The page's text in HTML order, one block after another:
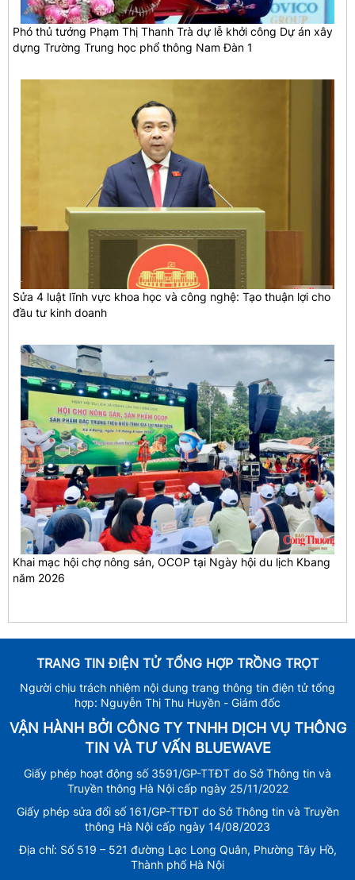
Phó thủ tướng Phạm Thị Thanh Trà dự lễ khởi công Dự án xây
dựng Trường Trung học phổ thông Nam Đàn 1
Sửa 4 luật lĩnh vực khoa học và công nghệ: Tạo thuận lợi cho
đầu tư kinh doanh
Khai mạc hội chợ nông sản, OCOP tại Ngày hội du lịch Kbang
năm 2026
TRANG TIN ĐIỆN TỬ TỔNG HỢP TRỒNG TRỌT
Người chịu trách nhiệm nội dung trang thông tin điện tử tổng
hợp: Nguyễn Thị Thu Huyền - Giám đốc
VẬN HÀNH BỞI CÔNG TY TNHH DỊCH VỤ THÔNG
TIN VÀ TƯ VẤN BLUEWAVE
Giấy phép hoạt động số 3591/GP-TTĐT do Sở Thông tin và
Truyền thông Hà Nội cấp ngày 25/11/2022
Giấy phép sửa đổi số 161/GP-TTĐT do Sở Thông tin và Truyền
thông Hà Nội cấp ngày 14/08/2023
Địa chỉ: Số 519 – 521 đường Lạc Long Quân, Phường Tây Hồ,
Thành phố Hà Nội